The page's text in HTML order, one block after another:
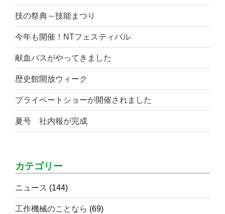
技の祭典～技能まつり
今年も開催！NTフェスティバル
献血バスがやってきました
歴史館開放ウィーク
プライベートショーが開催されました
夏号 社内報が完成
カテゴリー
ニュース (144)
工作機械のことなら (69)